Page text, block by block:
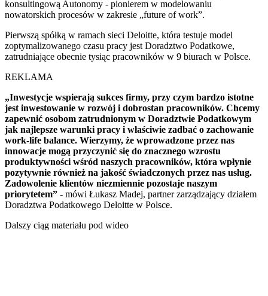
Pierwszą spółką w ramach sieci Deloitte, która testuje model
zatrudniające obecnie tysiąc pracowników w 9 biurach w Polsce.
REKLAMA
„Inwestycje wspierają sukces firmy, przy czym bardzo istotne
zapewnić osobom zatrudnionym w Doradztwie Podatkowym
jak najlepsze warunki pracy i właściwie zadbać o zachowanie
work-life balance. Wierzymy, że wprowadzone przez nas
innowacje mogą przyczynić się do znacznego wzrostu
produktywności wśród naszych pracowników, która wpłynie
pozytywnie również na jakość świadczonych przez nas usług.
Zadowolenie klientów niezmiennie pozostaje naszym
priorytetem”- mówi Łukasz Madej, partner zarządzający działem
Doradztwa Podatkowego Deloitte w Polsce.
Dalszy ciąg materiału pod wideo